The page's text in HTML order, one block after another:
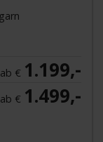
ab € 1.199,-
ab € 1.499,-